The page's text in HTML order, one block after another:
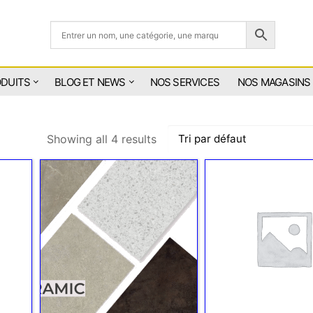
BLOG ET NEWS NOS SERVICES NOS MAGASINS
Showing all 4 results